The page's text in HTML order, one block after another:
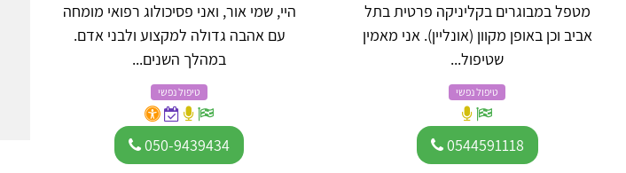
מטפל במבוגרים בקליניקה פרטית בתל
אביב וכן באופן מקוון (אונליין). אני מאמין
שטיפול...
טיפול נפשי
0544591118
היי, שמי אור, ואני פסיכולוג רפואי מומחה
עם אהבה גדולה למקצוע ולבני אדם.
במהלך השנים...
טיפול נפשי
050-9439434